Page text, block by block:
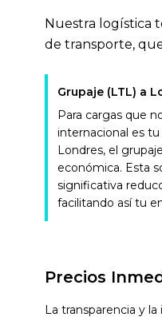
Nuestra logística
de transporte,
Grupaje (LTL) a
Para cargas que
internacional es
Londres, el
económica. Esta
significativa
facilitando así tu
Precios
La transparencia y